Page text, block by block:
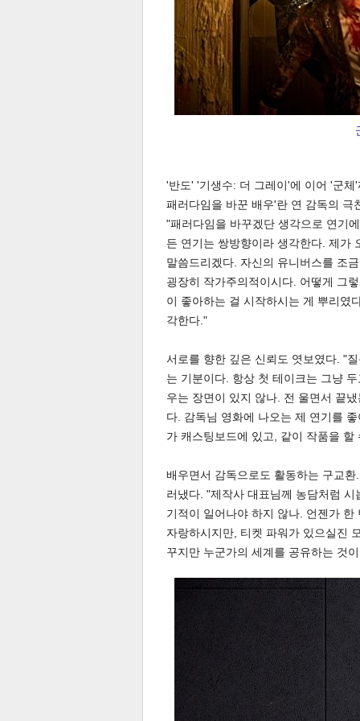
'반도' '기생수: 더 그레이'에 이어 '군
패러다임을 바꾼 배우'란 연 감독의 극
"패러다임을 바꾸겠단 생각으로 연기
든 연기는 쌍방향이라 생각한다. 제가
말씀드리겠다. 자신의 유니버스를 조
굉장히 작가주의적이시다. 어떻게 그
이 좋아하는 걸 시작하시는 게 뿌리였
각한다."
서로를 향한 깊은 신뢰도 엿보였다. "
는 기분이다. 항상 첫 테이크는 그냥
우는 장면이 있지 않나. 전 울면서 끝
다. 감독님 영화에 나오는 제 연기를
가 캐스팅보드에 있고, 같이 작품을
배우면서 감독으로도 활동하는 구교
러냈다. "제작사 대표님께 농담처럼
기적이 일어나야 하지 않나. 언젠가
자랑하시지만, 티켓 파워가 있으실진
꾸지만 누군가의 세계를 공유하는 것